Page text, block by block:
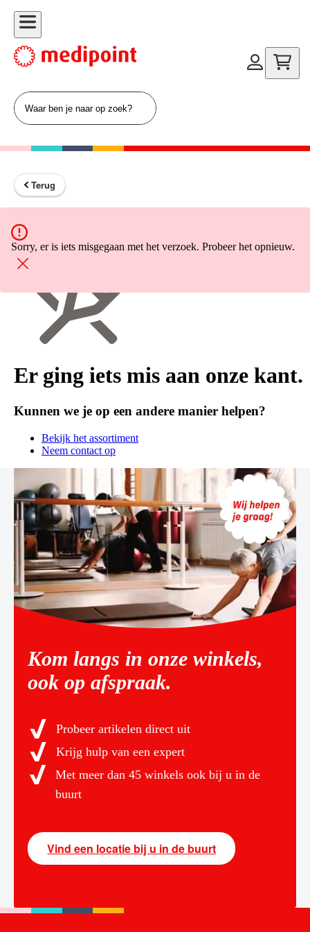
Terug
Sorry, er is iets misgegaan met het verzoek. Probeer het opnieuw.
Er ging iets mis aan onze kant.
Kunnen we je op een andere manier helpen?
Bekijk het assortiment
Neem contact op
Kom langs in onze winkels,
ook op afspraak.
Probeer artikelen direct uit
Krijg hulp van een expert
Met meer dan 45 winkels ook bij u in de
buurt
Vind een locatie bij u in de buurt